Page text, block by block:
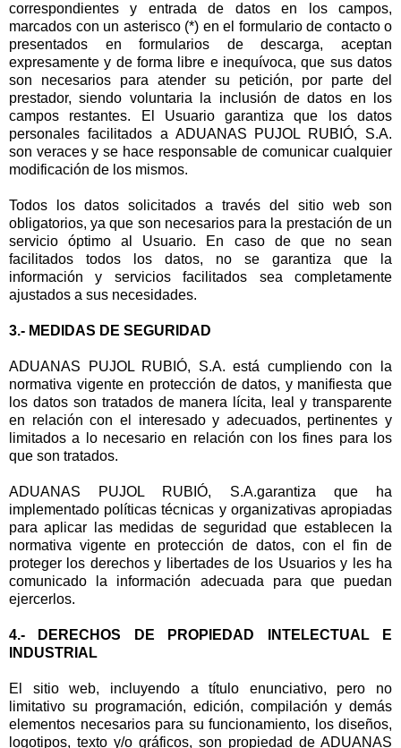
correspondientes y entrada de datos en los campos,
marcados con un asterisco (*) en el formulario de contacto o
presentados en formularios de descarga, aceptan
expresamente y de forma libre e inequívoca, que sus datos
son necesarios para atender su petición, por parte del
prestador, siendo voluntaria la inclusión de datos en los
campos restantes. El Usuario garantiza que los datos
personales facilitados a ADUANAS PUJOL RUBIÓ, S.A.
son veraces y se hace responsable de comunicar cualquier
modificación de los mismos.
Todos los datos solicitados a través del sitio web son
obligatorios, ya que son necesarios para la prestación de un
servicio óptimo al Usuario. En caso de que no sean
facilitados todos los datos, no se garantiza que la
información y servicios facilitados sea completamente
ajustados a sus necesidades.
3.- MEDIDAS DE SEGURIDAD
ADUANAS PUJOL RUBIÓ, S.A. está cumpliendo con la
normativa vigente en protección de datos, y manifiesta que
los datos son tratados de manera lícita, leal y transparente
en relación con el interesado y adecuados, pertinentes y
limitados a lo necesario en relación con los fines para los
que son tratados.
ADUANAS PUJOL RUBIÓ, S.A.garantiza que ha
implementado políticas técnicas y organizativas apropiadas
para aplicar las medidas de seguridad que establecen la
normativa vigente en protección de datos, con el fin de
proteger los derechos y libertades de los Usuarios y les ha
comunicado la información adecuada para que puedan
ejercerlos.
4.- DERECHOS DE PROPIEDAD INTELECTUAL E
INDUSTRIAL
El sitio web, incluyendo a título enunciativo, pero no
limitativo su programación, edición, compilación y demás
elementos necesarios para su funcionamiento, los diseños,
logotipos, texto y/o gráficos, son propiedad de ADUANAS